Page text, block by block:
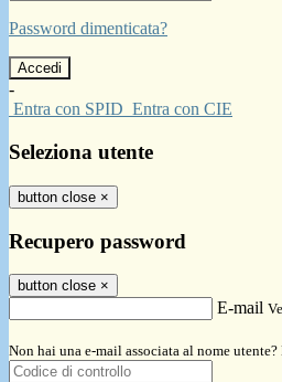
Password dimenticata?
-
Entra con SPID Entra con CIE
Seleziona utente
button close ×
Recupero password
button close ×
E-mail
Non hai una e-mail associata al nome